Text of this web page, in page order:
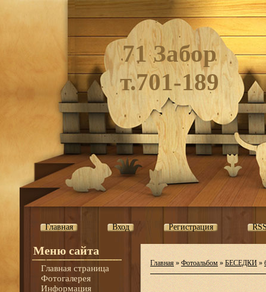
71 Забор
т.701-189
Главная Вход Регистрация
Меню сайта
Главная страница
Фотогалерея
Информация
Главная » Фотоальбом » БЕСЕДКИ »